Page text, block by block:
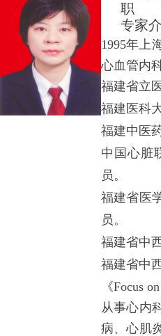
职
专家
1995年上
心血管内
福建省立
福建医科
福建中医
中国心脏
员。
福建省医
员。
福建省中
福建省中
《Focus
从事心内
病、心肌